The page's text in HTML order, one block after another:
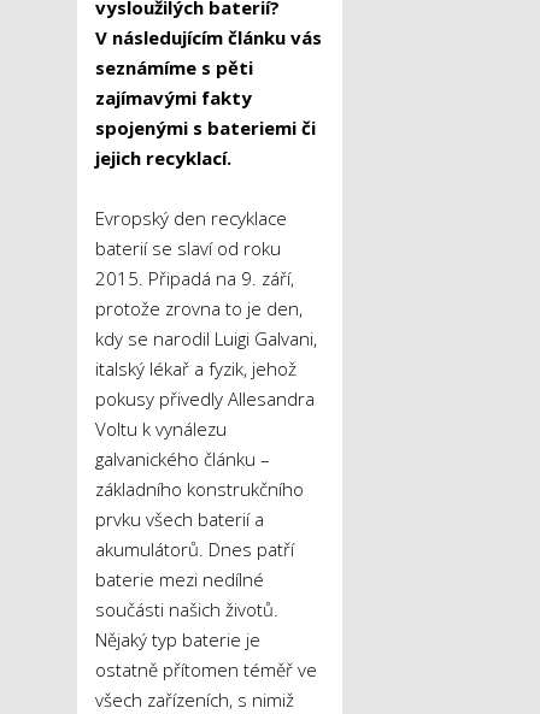
vysloužilých baterií?
V následujícím článku vás
seznámíme s pěti
zajímavými fakty
spojenými s bateriemi či
jejich recyklací.
Evropský den recyklace
baterií se slaví od roku
2015. Připadá na 9. září,
protože zrovna to je den,
kdy se narodil Luigi Galvani,
italský lékař a fyzik, jehož
pokusy přivedly Allesandra
Voltu k vynálezu
galvanického článku –
základního konstrukčního
prvku všech baterií a
akumulátorů. Dnes patří
baterie mezi nedílné
součásti našich životů.
Nějaký typ baterie je
ostatně přítomen téměř ve
všech zařízeních, s nimiž